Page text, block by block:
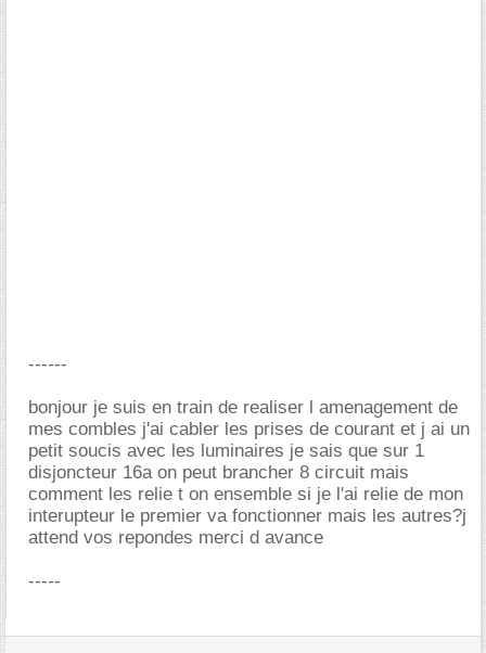
------
bonjour je suis en train de realiser l amenagement de
mes combles j'ai cabler les prises de courant et j ai un
petit soucis avec les luminaires je sais que sur 1
disjoncteur 16a on peut brancher 8 circuit mais
comment les relie t on ensemble si je l'ai relie de mon
interupteur le premier va fonctionner mais les autres?j
attend vos repondes merci d avance
-----